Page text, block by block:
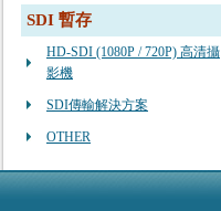
SDI 暫存
HD-SDI (1080P / 720P) 高清攝
影機
SDI傳輸解決方案
OTHER